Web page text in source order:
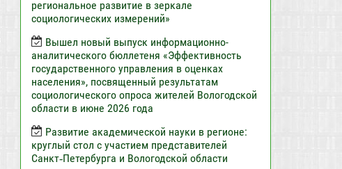
региональное развитие в зеркале
социологических измерений»
Вышел новый выпуск информационно-
аналитического бюллетеня «Эффективность
государственного управления в оценках
населения», посвященный результатам
социологического опроса жителей Вологодской
области в июне 2026 года
Развитие академической науки в регионе:
круглый стол с участием представителей
Санкт‑Петербурга и Вологодской области